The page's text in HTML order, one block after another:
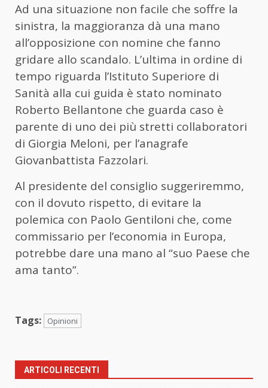
Ad una situazione non facile che soffre la
sinistra, la maggioranza dà una mano
all’opposizione con nomine che fanno
gridare allo scandalo. L’ultima in ordine di
tempo riguarda l’Istituto Superiore di
Sanità alla cui guida è stato nominato
Roberto Bellantone che guarda caso è
parente di uno dei più stretti collaboratori
di Giorgia Meloni, per l’anagrafe
Giovanbattista Fazzolari.
Al presidente del consiglio suggeriremmo,
con il dovuto rispetto, di evitare la
polemica con Paolo Gentiloni che, come
commissario per l’economia in Europa,
potrebbe dare una mano al “suo Paese che
ama tanto”.
Tags: Opinioni
ARTICOLI RECENTI